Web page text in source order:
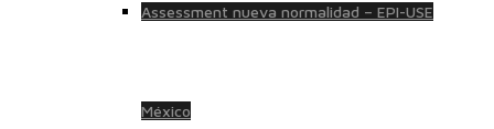
Assessment nueva normalidad – EPI-USE
México